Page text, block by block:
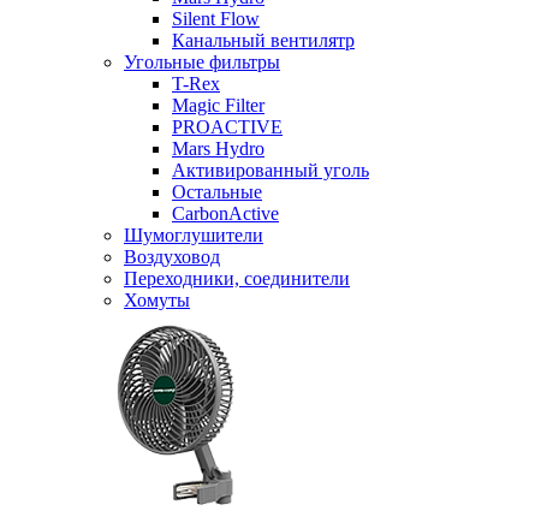
Silent Flow
Канальный вентилятр
Угольные фильтры
T-Rex
Magic Filter
PROACTIVE
Mars Hydro
Активированный уголь
Остальные
CarbonActive
Шумоглушители
Воздуховод
Переходники, соединители
Хомуты